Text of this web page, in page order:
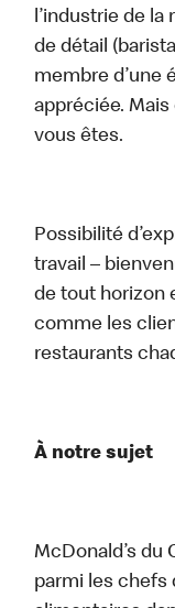
l’industrie de
de détail
membre d’une
appréciée. Mais
vous êtes.
Possibilité
travail –
de tout horizon
comme les
restaurants
À notre sujet
McDonald’s du
parmi les chefs